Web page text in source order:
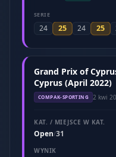
SERIE
24 25 24 25
Grand Prix of
Cyprus (April 2022)
COMPAK-SPORTING 2 kwi
KAT. / MIEJSCE W KAT.
Open/31
WYNIK